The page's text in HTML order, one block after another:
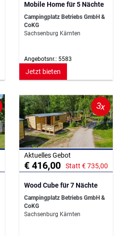
Mobile Home für 5 Nächte
Campingplatz Betriebs GmbH &
CoKG
Sachsenburg Kärnten
Angebotsnr.: 5583
Jetzt bieten
3x
Aktuelles Gebot
€ 416,00 Statt € 735,00
Wood Cube für 7 Nächte
Campingplatz Betriebs GmbH &
CoKG
Sachsenburg Kärnten